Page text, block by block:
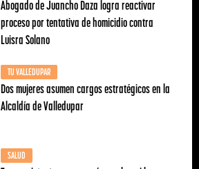
Abogado de Juancho Daza logra reactivar
proceso por tentativa de homicidio contra
Luisra Solano
TU VALLEDUPAR
Dos mujeres asumen cargos estratégicos en la
Alcaldía de Valledupar
SALUD